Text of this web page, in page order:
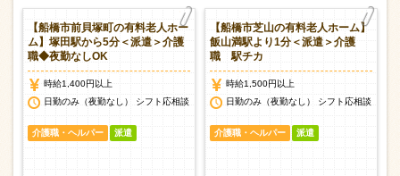
【船橋市前貝塚町の有料老人ホー
ム】塚田駅から5分＜派遣＞介護
職◆夜勤なしOK
時給1,400円以上
日勤のみ（夜勤なし） シフト応相談
介護職・ヘルパー 派遣
【船橋市芝山の有料老人ホーム】
飯山満駅より1分＜派遣＞介護
職 駅チカ
時給1,500円以上
日勤のみ（夜勤なし） シフト応相談
介護職・ヘルパー 派遣